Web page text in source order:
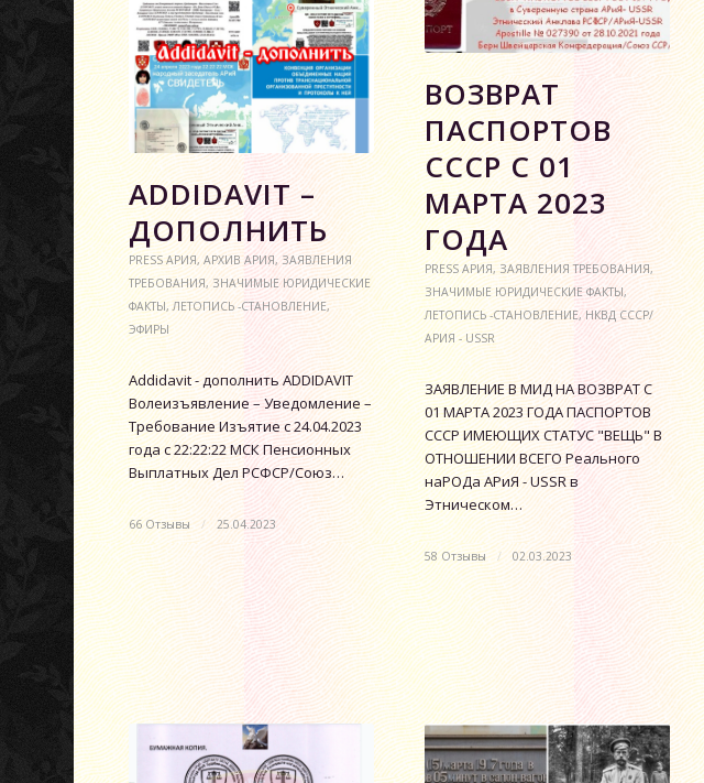
АDDIDAVIT –
ДОПОЛНИТЬ
PRESS АРИЯ,АРХИВ АРИЯ,ЗАЯВЛЕНИЯ
ТРЕБОВАНИЯ,ЗНАЧИМЫЕ ЮРИДИЧЕСКИЕ
ФАКТЫ,ЛЕТОПИСЬ -СТАНОВЛЕНИЕ,
ЭФИРЫ
Аddidavit - дополнить ADDIDAVIT
Волеизъявление – Уведомление –
Требование Изъятие с 24.04.2023
года с 22:22:22 МСК Пенсионных
Выплатных Дел РСФСР/Союз…
66 Отзывы / 25.04.2023
ВОЗВРАТ
ПАСПОРТОВ
СССР С 01
МАРТА 2023
ГОДА
PRESS АРИЯ,ЗАЯВЛЕНИЯ ТРЕБОВАНИЯ,
ЗНАЧИМЫЕ ЮРИДИЧЕСКИЕ ФАКТЫ,
ЛЕТОПИСЬ -СТАНОВЛЕНИЕ, НКВД СССР/
АРИЯ - USSR
ЗАЯВЛЕНИЕ В МИД НА ВОЗВРАТ С
01 МАРТА 2023 ГОДА ПАСПОРТОВ
СССР ИМЕЮЩИХ СТАТУС "ВЕЩЬ" В
ОТНОШЕНИИ ВСЕГО Реального
наРОДа АРиЯ - USSR в
Этническом…
58 Отзывы / 02.03.2023